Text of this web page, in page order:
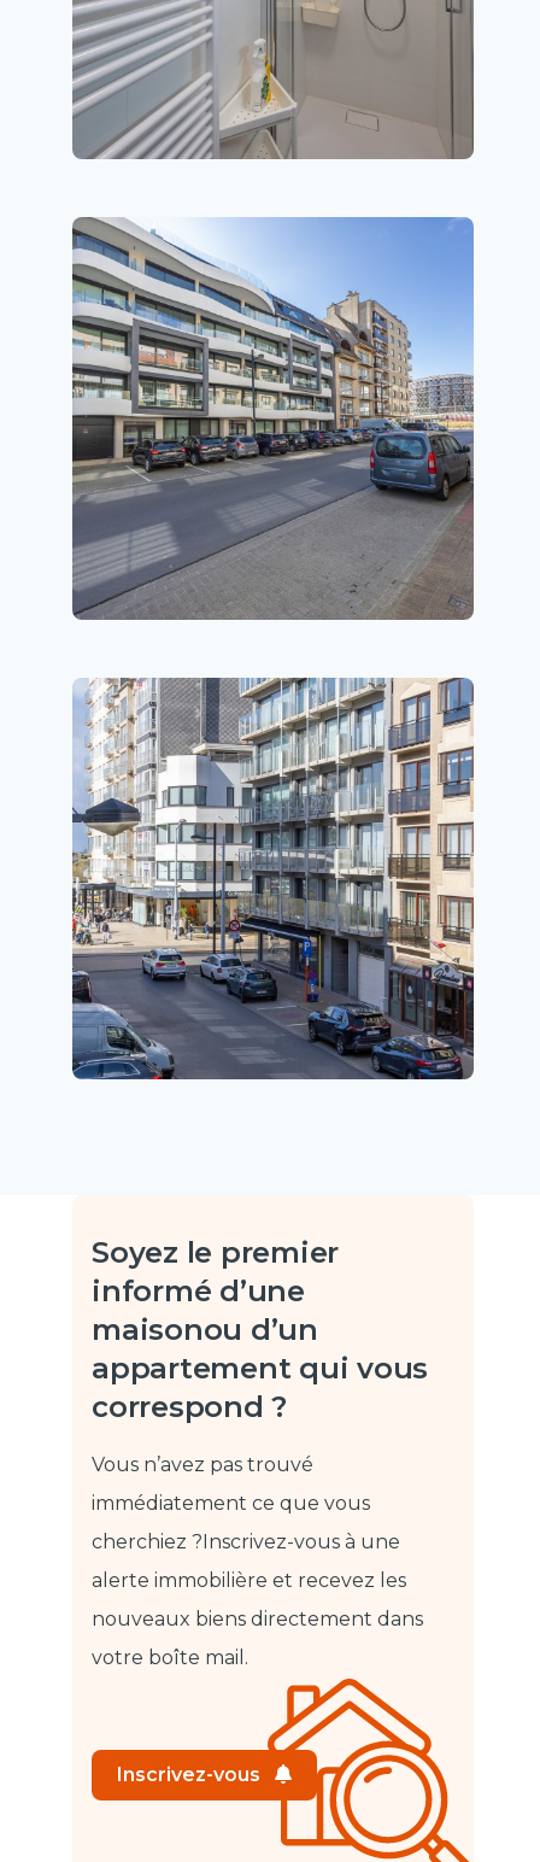
Soyez le premier
informé d’une
maisonou d’un
appartement qui vous
correspond ?
Vous n’avez pas trouvé
immédiatement ce que vous
cherchiez ?Inscrivez-vous à une
alerte immobilière et recevez les
nouveaux biens directement dans
votre boîte mail.
Inscrivez-vous